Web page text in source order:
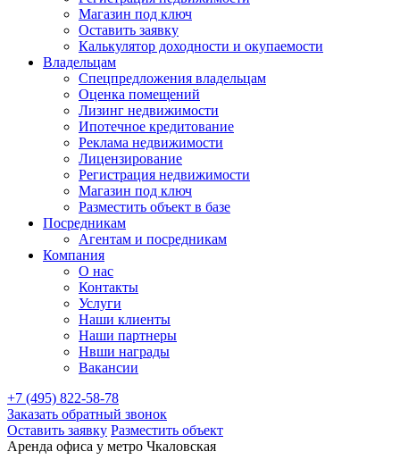
Магазин под ключ
Оставить заявку
Калькулятор доходности и окупаемости
Владельцам
Спецпредложения владельцам
Оценка помещений
Лизинг недвижимости
Ипотечное кредитование
Реклама недвижимости
Лицензирование
Регистрация недвижимости
Магазин под ключ
Разместить объект в базе
Посредникам
Агентам и посредникам
Компания
О нас
Контакты
Услуги
Наши клиенты
Наши партнеры
Нвши награды
Вакансии
+7 (495) 822-58-78
Заказать обратный звонок
Оставить заявку Разместить объект
Аренда офиса у метро Чкаловская